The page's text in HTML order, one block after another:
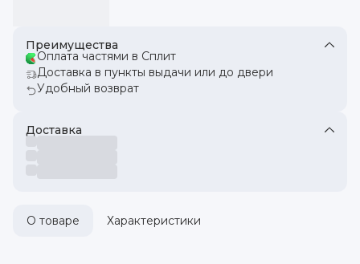
Преимущества
Оплата частями в Сплит
Доставка в пункты выдачи или до двери
Удобный возврат
Доставка
О товаре Характеристики